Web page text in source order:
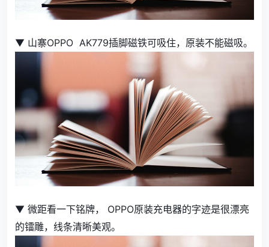
▼ 山寨OPPO AK779插脚磁铁可吸住，原装不能磁吸。
▼ 微距看一下铭牌， OPPO原装充电器的字迹是很漂亮
的镭雕，线条清晰美观。